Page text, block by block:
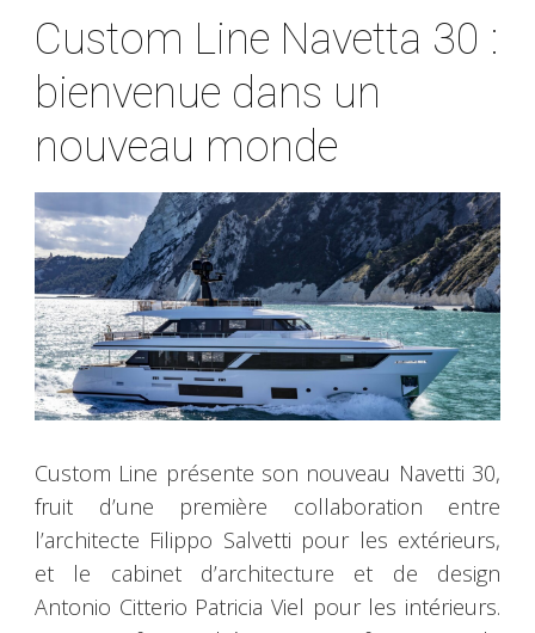
Custom Line Navetta 30 :
bienvenue dans un
nouveau monde
Custom Line présente son nouveau Navetti 30,
fruit d’une première collaboration entre
l’architecte Filippo Salvetti pour les extérieurs,
et le cabinet d’architecture et de design
Antonio Citterio Patricia Viel pour les intérieurs.